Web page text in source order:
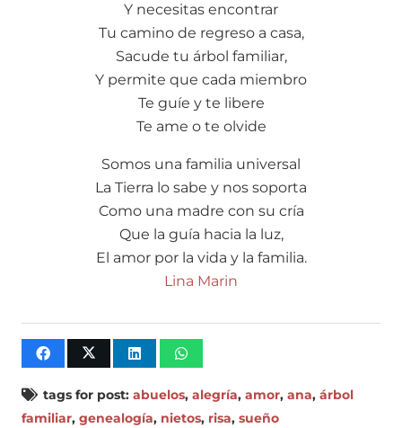
Y necesitas encontrar
Tu camino de regreso a casa,
Sacude tu árbol familiar,
Y permite que cada miembro
Te guíe y te libere
Te ame o te olvide
Somos una familia universal
La Tierra lo sabe y nos soporta
Como una madre con su cría
Que la guía hacia la luz,
El amor por la vida y la familia.
Lina Marin
tags for post: abuelos, alegría, amor, ana, árbol
familiar, genealogía, nietos, risa, sueño